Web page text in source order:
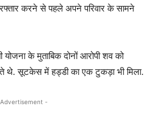
करने से पहले अपने परिवार के सामने
के मुताबिक दोनों आरोपी शव को
सूटकेस में हड्डी का एक टुकड़ा भी मिला.
-